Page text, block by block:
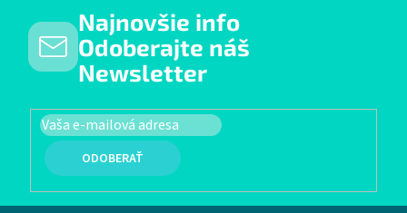
Najnovšie info
Odoberajte náš
Newsletter
PRIHLÁSIŤ SA